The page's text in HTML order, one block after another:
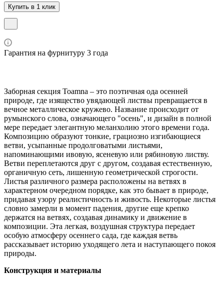
Купить в 1 клик
Гарантия на фурнитуру 3 года
Заборная секция Toamna – это поэтичная ода осенней
природе, где изящество увядающей листвы превращается в
вечное металлическое кружево. Название происходит от
румынского слова, означающего "осень", и дизайн в полной
мере передает элегантную меланхолию этого времени года.
Композицию образуют тонкие, грациозно изгибающиеся
ветви, усыпанные продолговатыми листьями,
напоминающими ивовую, ясеневую или рябиновую листву.
Ветви переплетаются друг с другом, создавая естественную,
органичную сеть, лишенную геометрической строгости.
Листья различного размера расположены на ветвях в
характерном очередном порядке, как это бывает в природе,
придавая узору реалистичность и живость. Некоторые листья
словно замерли в момент падения, другие еще крепко
держатся на ветвях, создавая динамику и движение в
композиции. Эта легкая, воздушная структура передает
особую атмосферу осеннего сада, где каждая ветвь
рассказывает историю уходящего лета и наступающего покоя
природы.
Конструкция и материалы